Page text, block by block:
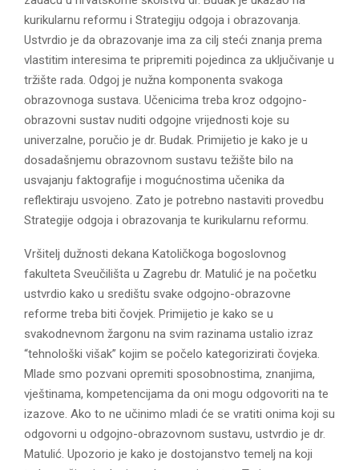
kurikularnu reformu i Strategiju odgoja i obrazovanja.
Ustvrdio je da obrazovanje ima za cilj steći znanja prema
vlastitim interesima te pripremiti pojedinca za uključivanje u
tržište rada. Odgoj je nužna komponenta svakoga
obrazovnoga sustava. Učenicima treba kroz odgojno-
obrazovni sustav nuditi odgojne vrijednosti koje su
univerzalne, poručio je dr. Budak. Primijetio je kako je u
dosadašnjemu obrazovnom sustavu težište bilo na
usvajanju faktografije i mogućnostima učenika da
reflektiraju usvojeno. Zato je potrebno nastaviti provedbu
Strategije odgoja i obrazovanja te kurikularnu reformu.
Vršitelj dužnosti dekana Katoličkoga bogoslovnog
fakulteta Sveučilišta u Zagrebu dr. Matulić je na početku
ustvrdio kako u središtu svake odgojno-obrazovne
reforme treba biti čovjek. Primijetio je kako se u
svakodnevnom žargonu na svim razinama ustalio izraz
“tehnološki višak” kojim se počelo kategorizirati čovjeka.
Mlade smo pozvani opremiti sposobnostima, znanjima,
vještinama, kompetencijama da oni mogu odgovoriti na te
izazove. Ako to ne učinimo mladi će se vratiti onima koji su
odgovorni u odgojno-obrazovnom sustavu, ustvrdio je dr.
Matulić. Upozorio je kako je dostojanstvo temelj na koji